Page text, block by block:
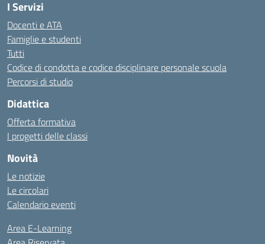
I Servizi
Docenti e ATA
Famiglie e studenti
Tutti
Codice di condotta e codice disciplinare personale scuola
Percorsi di studio
Didattica
Offerta formativa
I progetti delle classi
Novità
Le notizie
Le circolari
Calendario eventi
Area E-Learning